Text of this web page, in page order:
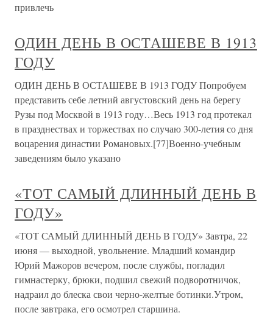
привлечь
ОДИН ДЕНЬ В ОСТАШЕВЕ В 1913
ГОДУ
ОДИН ДЕНЬ В ОСТАШЕВЕ В 1913 ГОДУ Попробуем
представить себе летний августовский день на берегу
Рузы под Москвой в 1913 году…Весь 1913 год протекал
в празднествах и торжествах по случаю 300-летия со дня
воцарения династии Романовых.[77]Военно-учебным
заведениям было указано
«ТОТ САМЫЙ ДЛИННЫЙ ДЕНЬ В
ГОДУ»
«ТОТ САМЫЙ ДЛИННЫЙ ДЕНЬ В ГОДУ» Завтра, 22
июня — выходной, увольнение. Младший командир
Юрий Мажоров вечером, после службы, погладил
гимнастерку, брюки, подшил свежий подворотничок,
надраил до блеска свои черно-желтые ботинки.Утром,
после завтрака, его осмотрел старшина.